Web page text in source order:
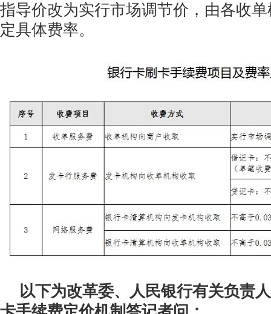
指导价改为实行市场调节价，由各收
定具体费率。
以下为改革委、人民银行有关负责